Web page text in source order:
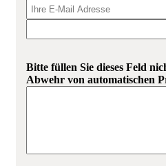
Bitte füllen Sie dieses Feld
Abwehr von automatischen